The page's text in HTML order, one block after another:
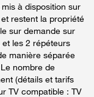
à disposition sur
restent la propriété
sur demande sur
les 2 répéteurs
manière séparée
nombre de
(détails et tarifs
TV compatible : TV